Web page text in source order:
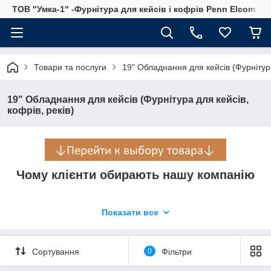
ТОВ "Умка-1" -Фурнітура для кейсів і кофрів Penn Elcom
Товари та послуги 19" Обладнання для кейсів
19" Обладнання для кейсів (Фурнітура для кейсів,
кофрів, реків)
Чому клієнти обирають нашу компанію
Більше 23 років, сумлінно, якісно і своєчасно виконуємо
Бездоганна якість
Показати все
Сортування 0 Фільтри